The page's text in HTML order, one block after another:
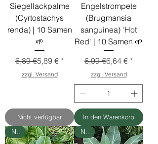
Siegellackpalme
(Cyrtostachys
renda) | 10 Samen
🌱
Standardpreis
6,89 €Sale-Preis
5,89 €
zzgl. Versand
Nicht verfügbar
Engelstrompete
(Brugmansia
sanguinea) 'Hot
Red' | 10 Samen 🌱
Standardpreis
6,99 €Sale-Preis
6,64 €
zzgl. Versand
In den Warenkorb
Neu Neu